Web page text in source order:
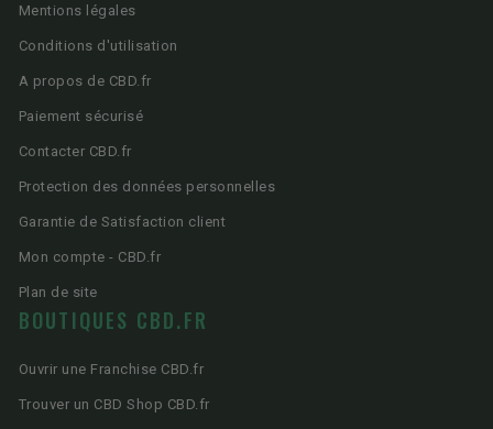
Mentions légales
Conditions d'utilisation
A propos de CBD.fr
Paiement sécurisé
Contacter CBD.fr
Protection des données personnelles
Garantie de Satisfaction client
Mon compte - CBD.fr
Plan de site
BOUTIQUES CBD.FR
Ouvrir une Franchise CBD.fr
Trouver un CBD Shop CBD.fr